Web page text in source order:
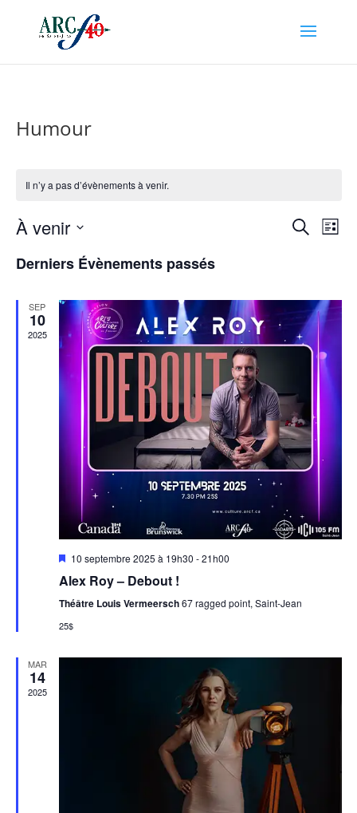
Humour
Il n’y a pas d’évènements à venir.
vues
Recherche
de
Liste
À venir
une
Derniers Évènements passés
SEP
10
2025
Mis
avant
10 septembre 2025 à 19h30 -21h00
Alex Roy – Debout !
Théâtre Louis Vermeersch67 ragged point, Saint-Jean
25$
MAR
14
2025